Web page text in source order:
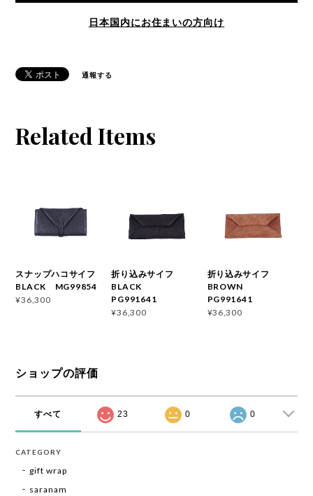
日本国内にお住まいの方向け
通報する
Related Items
スナップハコサイフ
BLACK MG99854
¥36,300
折り込みサイフ
BLACK
PG991641
¥36,300
折り込みサイフ
BROWN
PG991641
¥36,300
ショップの評価
すべて 23 0 0
CATEGORY
gift wrap
saranam